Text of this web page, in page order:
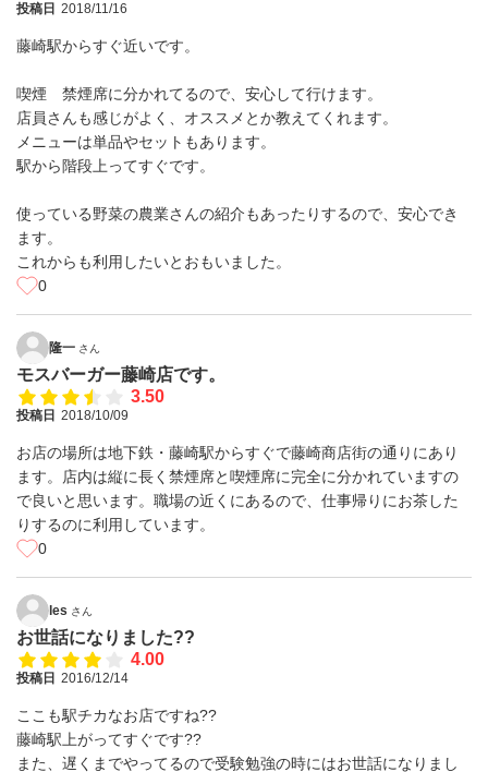
投稿日 2018/11/16
藤崎駅からすぐ近いです。
喫煙 禁煙席に分かれてるので、安心して行けます。
店員さんも感じがよく、オススメとか教えてくれます。
メニューは単品やセットもあります。
駅から階段上ってすぐです。
使っている野菜の農業さんの紹介もあったりするので、安心でき
ます。
これからも利用したいとおもいました。
0
隆一 さん
モスバーガー藤崎店です。
3.50
投稿日 2018/10/09
お店の場所は地下鉄・藤崎駅からすぐで藤崎商店街の通りにあり
ます。店内は縦に長く禁煙席と喫煙席に完全に分かれていますの
で良いと思います。職場の近くにあるので、仕事帰りにお茶した
りするのに利用しています。
0
les さん
お世話になりました??
4.00
投稿日 2016/12/14
ここも駅チカなお店ですね??
藤崎駅上がってすぐです??
また、遅くまでやってるので受験勉強の時にはお世話になりまし